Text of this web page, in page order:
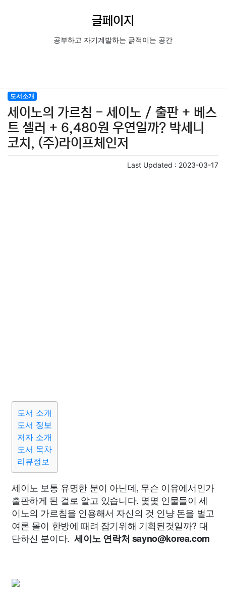
글페이지
공부하고 자기계발하는 긁적이는 공간
도서소개
세이노의 가르침 - 세이노 / 출판 + 베스
트 셀러 + 6,480원 우연일까? 박세니
코치, (주)라이프체인저
Last Updated : 2023-03-17
도서 소개
도서 정보
저자 소개
도서 목차
리뷰정보
세이노 보통 유명한 분이 아닌데, 무슨 이유에서인가
출판하게 된 걸로 알고 있습니다. 몇몇 인물들이 세
이노의 가르침을 인용해서 자신의 것 인냥 돈을 벌고
여론 몰이 한방에 때려 잡기위해 기획된것일까? 대
단하신 분이다. 세이노 연락처 sayno@korea.com